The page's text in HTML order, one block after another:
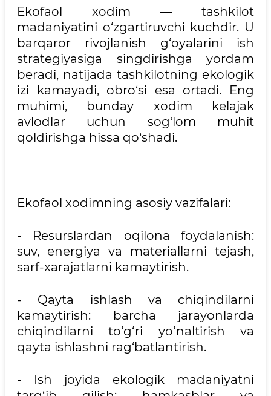
Ekofaol xodim — tashkilot
madaniyatini o‘zgartiruvchi kuchdir. U
barqaror rivojlanish g‘oyalarini ish
strategiyasiga singdirishga yordam
beradi, natijada tashkilotning ekologik
izi kamayadi, obro‘si esa ortadi. Eng
muhimi, bunday xodim kelajak
avlodlar uchun sog‘lom muhit
qoldirishga hissa qo‘shadi.
Ekofaol xodimning asosiy vazifalari:
- Resurslardan oqilona foydalanish:
suv, energiya va materiallarni tejash,
sarf-xarajatlarni kamaytirish.
- Qayta ishlash va chiqindilarni
kamaytirish: barcha jarayonlarda
chiqindilarni to‘g‘ri yo‘naltirish va
qayta ishlashni rag‘batlantirish.
- Ish joyida ekologik madaniyatni